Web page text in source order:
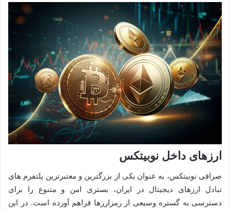
ارزهای داخل نوبیتکس
صرافی نوبیتکس، به عنوان یکی از بزرگترین و معتبرترین پلتفرم های
تبادل ارزهای دیجیتال در ایران، بستری امن و متنوع را برای
دسترسی به گستره وسیعی از رمزارزها فراهم آورده است. در این